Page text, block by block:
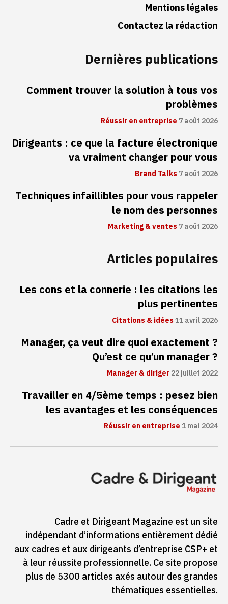
Mentions légales
Contactez la rédaction
Dernières publications
Comment trouver la solution à tous vos
problèmes
Réussir en entreprise 7 août 2026
Dirigeants : ce que la facture électronique
va vraiment changer pour vous
Brand Talks7 août 2026
Techniques infaillibles pour vous rappeler
le nom des personnes
Marketing & ventes7 août 2026
Articles populaires
Les cons et la connerie : les citations les
plus pertinentes
Citations & idées11 avril 2026
Manager, ça veut dire quoi exactement ?
Qu’est ce qu’un manager ?
Manager & diriger22 juillet 2022
Travailler en 4/5ème temps : pesez bien
les avantages et les conséquences
Réussir en entreprise1 mai 2024
Cadre et Dirigeant Magazine est un site
indépendant d’informations entièrement dédié
aux cadres et aux dirigeants d’entreprise CSP+ et
à leur réussite professionnelle. Ce site propose
plus de 5300 articles axés autour des grandes
thématiques essentielles.